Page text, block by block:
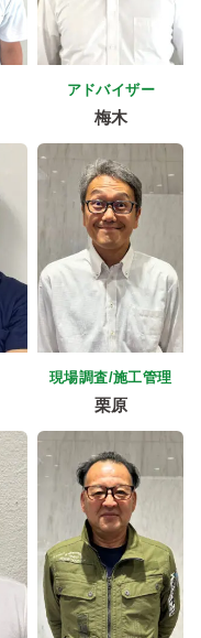
アドバイザー
梅木
現場調査/施工管理
栗原